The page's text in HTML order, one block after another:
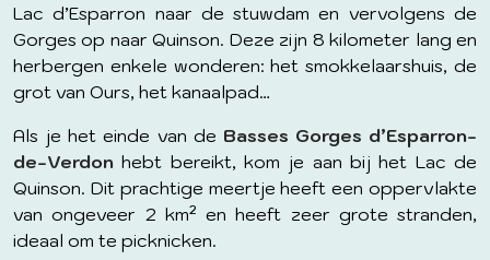
Lac d’Esparron naar de stuwdam en vervolgens de
Gorges op naar Quinson. Deze zijn 8 kilometer lang en
herbergen enkele wonderen: het smokkelaarshuis, de
grot van Ours, het kanaalpad…
Als je het einde van de Basses Gorges d’Esparron-
de-Verdon hebt bereikt, kom je aan bij het Lac de
Quinson. Dit prachtige meertje heeft een oppervlakte
van ongeveer 2 km² en heeft zeer grote stranden,
ideaal om te picknicken.